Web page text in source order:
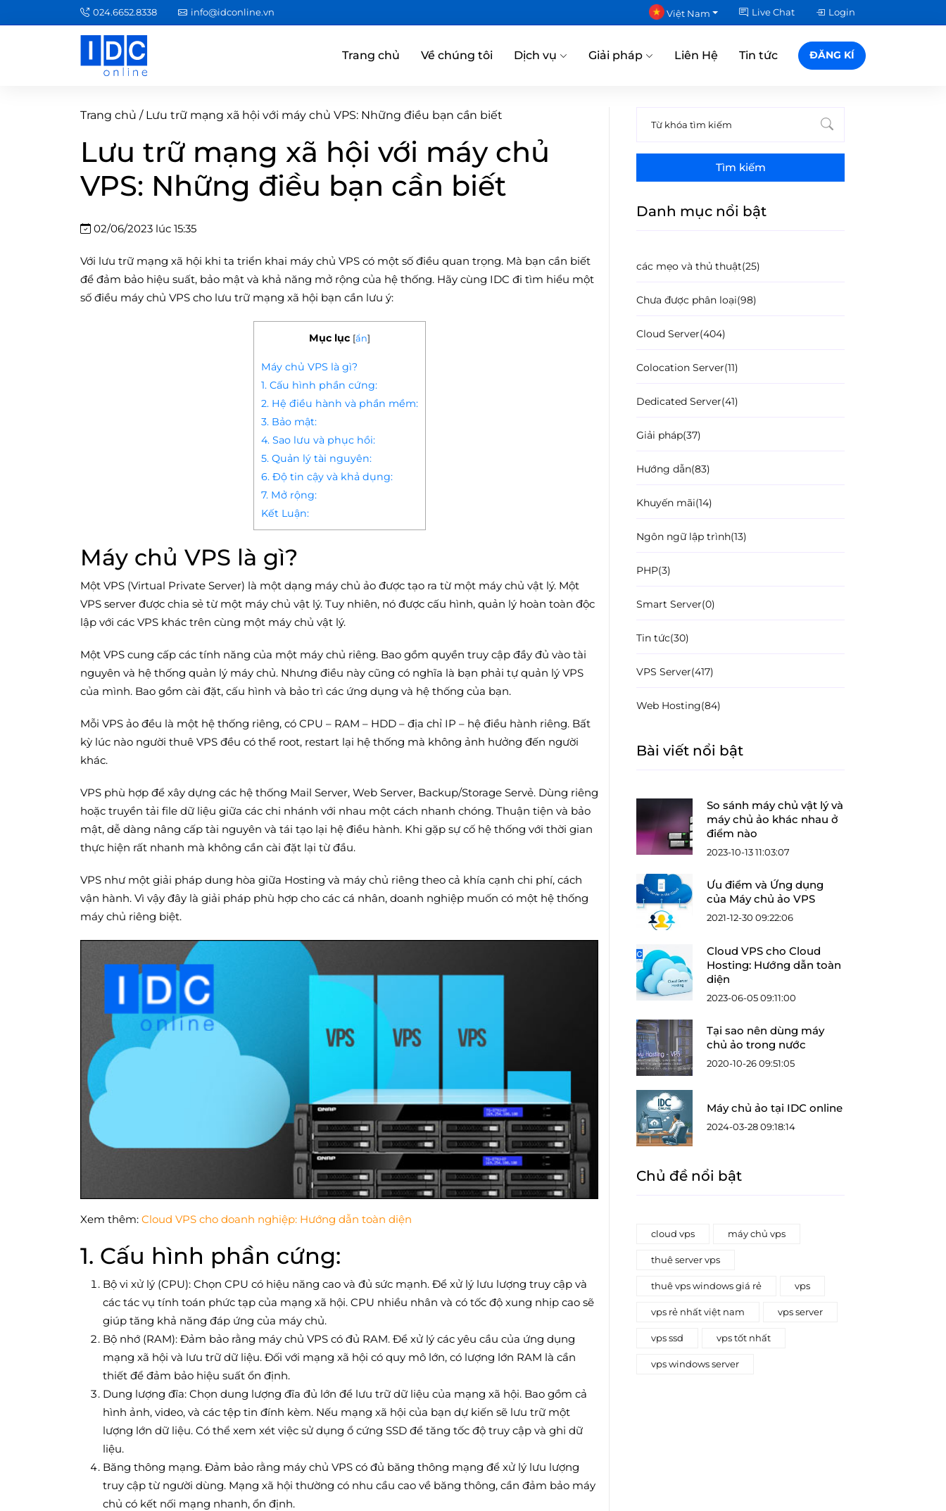
024.6652.8338 info@idconline.vn Việt Nam Live Chat Login
Trang chủ Về chúng tôi Dịch vụ Giải pháp Liên Hệ Tin tức ĐĂNG KÍ
Trang chủ / Lưu trữ mạng xã hội với máy chủ VPS: Những điều bạn cần biết
Lưu trữ mạng xã hội với máy chủ
VPS: Những điều bạn cần biết
02/06/2023 lúc 15:35
Với lưu trữ mạng xã hội khi ta triển khai máy chủ VPS có một số điều quan trọng. Mà bạn cần biết
để đảm bảo hiệu suất, bảo mật và khả năng mở rộng của hệ thống. Hãy cùng IDC đi tìm hiểu một
số điều máy chủ VPS cho lưu trữ mạng xã hội bạn cần lưu ý:
Mục lục [ẩn]
Máy chủ VPS là gì?
1. Cấu hình phần cứng:
2. Hệ điều hành và phần mềm:
3. Bảo mật:
4. Sao lưu và phục hồi:
5. Quản lý tài nguyên:
6. Độ tin cậy và khả dụng:
7. Mở rộng:
Kết Luận:
Máy chủ VPS là gì?
Một VPS (Virtual Private Server) là một dạng máy chủ ảo được tạo ra từ một máy chủ vật lý. Một
VPS server được chia sẻ từ một máy chủ vật lý. Tuy nhiên, nó được cấu hình, quản lý hoàn toàn độc
lập với các VPS khác trên cùng một máy chủ vật lý.
Một VPS cung cấp các tính năng của một máy chủ riêng. Bao gồm quyền truy cập đầy đủ vào tài
nguyên và hệ thống quản lý máy chủ. Nhưng điều này cũng có nghĩa là bạn phải tự quản lý VPS
của mình. Bao gồm cài đặt, cấu hình và bảo trì các ứng dụng và hệ thống của bạn.
Mỗi VPS ảo đều là một hệ thống riêng, có CPU – RAM – HDD – địa chỉ IP – hệ điều hành riêng. Bất
kỳ lúc nào người thuê VPS đều có thể root, restart lại hệ thống mà không ảnh hưởng đến người
khác.
VPS phù hợp để xây dựng các hệ thống Mail Server, Web Server, Backup/Storage Servẻ. Dùng riêng
hoặc truyền tải file dữ liệu giữa các chi nhánh với nhau một cách nhanh chóng. Thuận tiện và bảo
mật, dễ dàng nâng cấp tài nguyên và tái tạo lại hệ điều hành. Khi gặp sự cố hệ thống với thời gian
thực hiện rất nhanh mà không cần cài đặt lại từ đầu.
VPS như một giải pháp dung hòa giữa Hosting và máy chủ riêng theo cả khía cạnh chi phí, cách
vận hành. Vì vậy đây là giải pháp phù hợp cho các cá nhân, doanh nghiệp muốn có một hệ thống
máy chủ riêng biệt.
Xem thêm: Cloud VPS cho doanh nghiệp: Hướng dẫn toàn diện
1. Cấu hình phần cứng:
Bộ vi xử lý (CPU): Chọn CPU có hiệu năng cao và đủ sức mạnh. Để xử lý lưu lượng truy cập và
các tác vụ tính toán phức tạp của mạng xã hội. CPU nhiều nhân và có tốc độ xung nhịp cao sẽ
giúp tăng khả năng đáp ứng của máy chủ.
Bộ nhớ (RAM): Đảm bảo rằng máy chủ VPS có đủ RAM. Để xử lý các yêu cầu của ứng dụng
mạng xã hội và lưu trữ dữ liệu. Đối với mạng xã hội có quy mô lớn, có lượng lớn RAM là cần
thiết để đảm bảo hiệu suất ổn định.
Dung lượng đĩa: Chọn dung lượng đĩa đủ lớn để lưu trữ dữ liệu của mạng xã hội. Bao gồm cả
hình ảnh, video, và các tệp tin đính kèm. Nếu mạng xã hội của bạn dự kiến sẽ lưu trữ một
lượng lớn dữ liệu. Có thể xem xét việc sử dụng ổ cứng SSD để tăng tốc độ truy cập và ghi dữ
liệu.
Băng thông mạng. Đảm bảo rằng máy chủ VPS có đủ băng thông mạng để xử lý lưu lượng
truy cập từ người dùng. Mạng xã hội thường có nhu cầu cao về băng thông, cần đảm bảo máy
chủ có kết nối mạng nhanh, ổn định.
Tìm kiếm
Danh mục nổi bật
các mẹo và thủ thuật(25)
Chưa được phân loại(98)
Cloud Server(404)
Colocation Server(11)
Dedicated Server(41)
Giải pháp(37)
Hướng dẫn(83)
Khuyến mãi(14)
Ngôn ngữ lập trình(13)
PHP(3)
Smart Server(0)
Tin tức(30)
VPS Server(417)
Web Hosting(84)
Bài viết nổi bật
So sánh máy chủ vật lý và
máy chủ ảo khác nhau ở
điểm nào
2023-10-13 11:03:07
Ưu điểm và Ứng dụng
của Máy chủ ảo VPS
2021-12-30 09:22:06
Cloud VPS cho Cloud
Hosting: Hướng dẫn toàn
diện
2023-06-05 09:11:00
Tại sao nên dùng máy
chủ ảo trong nước
2020-10-26 09:51:05
Máy chủ ảo tại IDC online
2024-03-28 09:18:14
Chủ đề nổi bật
cloud vps máy chủ vps
thuê server vps
thuê vps windows giá rẻ vps
vps rẻ nhất việt nam vps server
vps ssd vps tốt nhất
vps windows server